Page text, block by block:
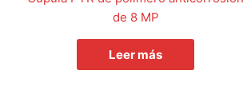
de 8 MP
Leer más